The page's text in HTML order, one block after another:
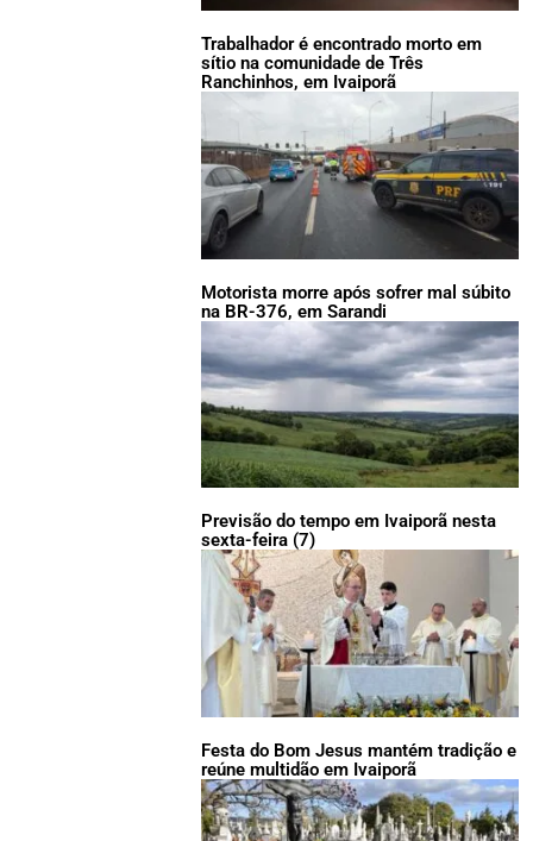
Trabalhador é encontrado morto em
sítio na comunidade de Três
Ranchinhos, em Ivaiporã
Motorista morre após sofrer mal súbito
na BR-376, em Sarandi
Previsão do tempo em Ivaiporã nesta
sexta-feira (7)
Festa do Bom Jesus mantém tradição e
reúne multidão em Ivaiporã